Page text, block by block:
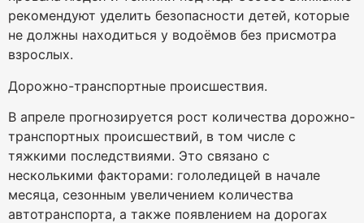
рекомендуют уделить безопасности детей, которые
не должны находиться у водоёмов без присмотра
взрослых.
Дорожно-транспортные происшествия.
В апреле прогнозируется рост количества дорожно-
транспортных происшествий, в том числе с
тяжкими последствиями. Это связано с
несколькими факторами: гололедицей в начале
месяца, сезонным увеличением количества
автотранспорта, а также появлением на дорогах